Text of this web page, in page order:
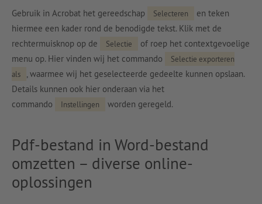
Gebruik in Acrobat het gereedschap Selecteren
en teken
hiermee een kader rond de benodigde tekst. Klik met de
rechtermuisknop op de
Selectie
of roep het contextgevoelige
menu op. Hier vinden wij het commando
Selectie exporteren
als
, waarmee wij het geselecteerde gedeelte kunnen opslaan.
Details kunnen ook hier onderaan via het
commando
Instellingen worden geregeld.
Pdf-bestand in Word-bestand
omzetten – diverse online-
oplossingen